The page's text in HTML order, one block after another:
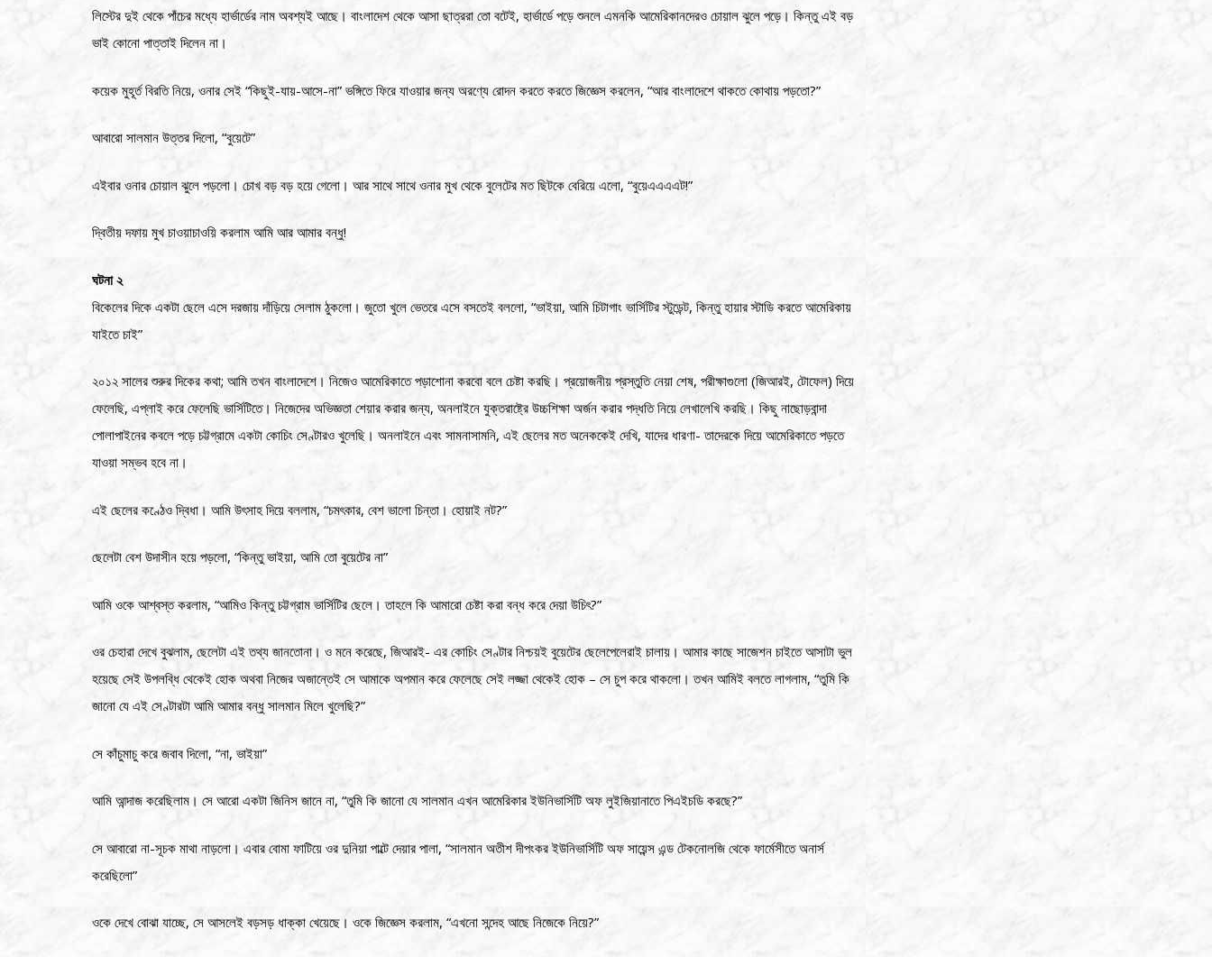
লিস্টের দুই থেকে পাঁচের মধ্যে হার্ভার্ডের নাম অবশ্যই আছে। বাংলাদেশ থেকে আসা ছাত্ররা তো বটেই, হার্ভার্ডে পড়ে শুনলে এমনকি আমেরিকানদেরও চোয়াল ঝুলে পড়ে। কিন্তু এই বড়
ভাই কোনো পাত্তাই দিলেন না।
কয়েক মুহূর্ত বিরতি নিয়ে, ওনার সেই “কিছুই-যায়-আসে-না” ভঙ্গিতে ফিরে যাওয়ার জন্য অরণ্যে রোদন করতে করতে জিজ্ঞেস করলেন, “আর বাংলাদেশে থাকতে কোথায় পড়তো?”
আবারো সালমান উত্তর দিলো, “বুয়েটে”
এইবার ওনার চোয়াল ঝুলে পড়লো। চোখ বড় বড় হয়ে গেলো। আর সাথে সাথে ওনার মুখ থেকে বুলেটের মত ছিটকে বেরিয়ে এলো, “বুয়েএএএএট!”
দ্বিতীয় দফায় মুখ চাওয়াচাওয়ি করলাম আমি আর আমার বন্ধু!
ঘটনা ২
বিকেলের দিকে একটা ছেলে এসে দরজায় দাঁড়িয়ে সেলাম ঠুকলো। জুতো খুলে ভেতরে এসে বসতেই বললো, “ভাইয়া, আমি চিটাগাং ভার্সিটির স্টুডেন্ট, কিন্তু হায়ার স্টাডি করতে আমেরিকায়
যাইতে চাই”
২০১২ সালের শুরুর দিকের কথা; আমি তখন বাংলাদেশে। নিজেও আমেরিকাতে পড়াশোনা করবো বলে চেষ্টা করছি। প্রয়োজনীয় প্রস্তুতি নেয়া শেষ, পরীক্ষাগুলো (জিআরই, টোফেল) দিয়ে
ফেলেছি, এপ্লাই করে ফেলেছি ভার্সিটিতে। নিজেদের অভিজ্ঞতা শেয়ার করার জন্য, অনলাইনে যুক্তরাষ্ট্রে উচ্চশিক্ষা অর্জন করার পদ্ধতি নিয়ে লেখালেখি করছি। কিছু নাছোড়বান্দা
পোলাপাইনের কবলে পড়ে চট্টগ্রামে একটা কোচিং সেণ্টারও খুলেছি। অনলাইনে এবং সামনাসামনি, এই ছেলের মত অনেককেই দেখি, যাদের ধারণা- তাদেরকে দিয়ে আমেরিকাতে পড়তে
যাওয়া সম্ভব হবে না।
এই ছেলের কণ্ঠেও দ্বিধা। আমি উৎসাহ দিয়ে বললাম, “চমৎকার, বেশ ভালো চিন্তা। হোয়াই নট?”
ছেলেটা বেশ উদাসীন হয়ে পড়লো, “কিন্তু ভাইয়া, আমি তো বুয়েটের না”
আমি ওকে আশ্বস্ত করলাম, “আমিও কিন্তু চট্টগ্রাম ভার্সিটির ছেলে। তাহলে কি আমারো চেষ্টা করা বন্ধ করে দেয়া উচিৎ?”
ওর চেহারা দেখে বুঝলাম, ছেলেটা এই তথ্য জানতোনা। ও মনে করেছে, জিআরই- এর কোচিং সেণ্টার নিশ্চয়ই বুয়েটের ছেলেপেলেরাই চালায়। আমার কাছে সাজেশন চাইতে আসাটা ভুল
হয়েছে সেই উপলব্ধি থেকেই হোক অথবা নিজের অজান্তেই সে আমাকে অপমান করে ফেলেছে সেই লজ্জা থেকেই হোক – সে চুপ করে থাকলো। তখন আমিই বলতে লাগলাম, “তুমি কি
জানো যে এই সেণ্টারটা আমি আমার বন্ধু সালমান মিলে খুলেছি?”
সে কাঁচুমাচু করে জবাব দিলো, “না, ভাইয়া”
আমি আন্দাজ করেছিলাম। সে আরো একটা জিনিস জানে না, “তুমি কি জানো যে সালমান এখন আমেরিকার ইউনিভার্সিটি অফ লুইজিয়ানাতে পিএইচডি করছে?”
সে আবারো না-সূচক মাথা নাড়লো। এবার বোমা ফাটিয়ে ওর দুনিয়া পাল্টে দেয়ার পালা, “সালমান অতীশ দীপংকর ইউনিভার্সিটি অফ সায়েন্স এন্ড টেকনোলজি থেকে ফার্মেসীতে অনার্স
করেছিলো”
ওকে দেখে বোঝা যাচ্ছে, সে আসলেই বড়সড় ধাক্কা খেয়েছে। ওকে জিজ্ঞেস করলাম, “এখনো সন্দেহ আছে নিজেকে নিয়ে?”